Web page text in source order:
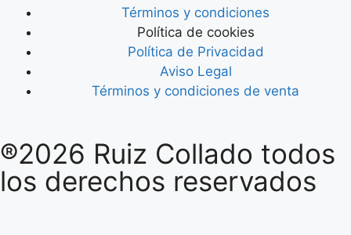
Términos y condiciones
Política de cookies
Política de Privacidad
Aviso Legal
Términos y condiciones de venta
®2026 Ruiz Collado todos
los derechos reservados